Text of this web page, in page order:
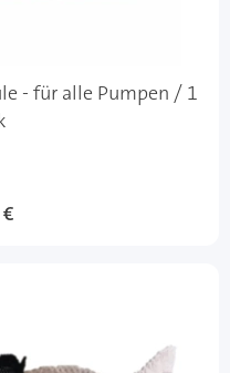
- für alle Pumpen / 1